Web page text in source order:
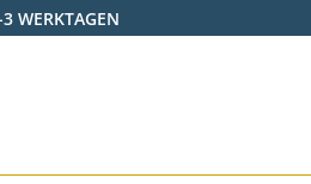
WERKTAGEN